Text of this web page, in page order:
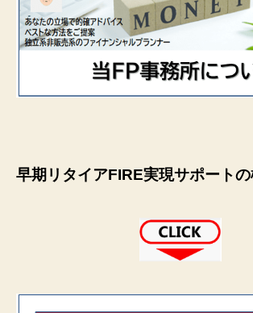
早期リタイアFIRE実現サポート